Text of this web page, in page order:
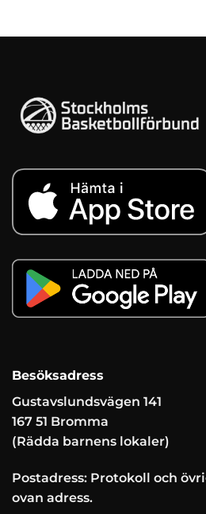
Besöksadress
Gustavslundsvägen 141
167 51 Bromma
(Rädda barnens lokaler)
Postadress: Protokoll och
ovan adress.